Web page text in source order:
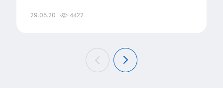
29.05.20 4422